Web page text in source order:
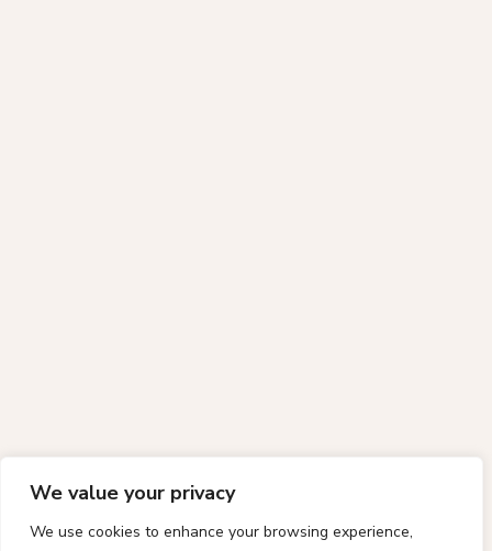
We value your privacy
We use cookies to enhance your browsing experience,